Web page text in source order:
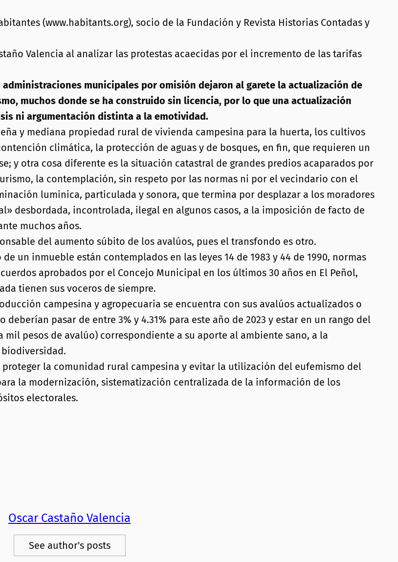
(www.habitants.org), socio de la Fundación y Revista Historias Contadas y
Valencia al analizar las protestas acaecidas por el incremento de las tarifas
administraciones municipales por omisión dejaron al garete la actualización de
muchos donde se ha construido sin licencia, por lo que una actualización
ni argumentación distinta a la emotividad.
y mediana propiedad rural de vivienda campesina para la huerta, los cultivos
climática, la protección de aguas y de bosques, en fin, que requieren un
y otra cosa diferente es la situación catastral de grandes predios acaparados por
la contemplación, sin respeto por las normas ni por el vecindario con el
luminica, particulada y sonora, que termina por desplazar a los moradores
desbordada, incontrolada, ilegal en algunos casos, a la imposición de facto de
muchos años.
del aumento súbito de los avalúos, pues el transfondo es otro.
un inmueble están contemplados en las leyes 14 de 1983 y 44 de 1990, normas
aprobados por el Concejo Municipal en los últimos 30 años en El Peñol,
tienen sus voceros de siempre.
campesina y agropecuaria se encuentra con sus avalúos actualizados o
pasar de entre 3% y 4.31% para este año de 2023 y estar en un rango del
pesos de avalúo) correspondiente a su aporte al ambiente sano, a la
la comunidad rural campesina y evitar la utilización del eufemismo del
la modernización, sistematización centralizada de la información de los
electorales.
Oscar Castaño Valencia
See author's posts